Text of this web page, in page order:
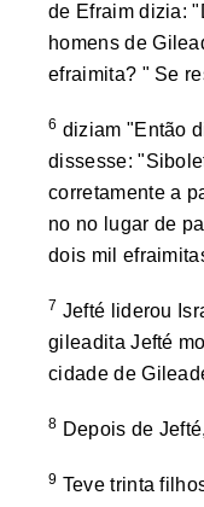
de Efraim dizia:
homens de
efraimita? " Se
6 diziam "Então
dissesse:
corretamente a
no no lugar de
dois mil
7 Jefté liderou
gileadita Jefté
cidade de
8 Depois de
9 Teve trinta